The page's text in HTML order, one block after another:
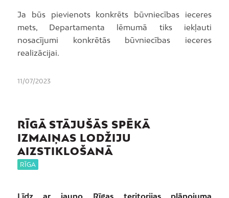
Ja būs pievienots konkrēts būvniecības ieceres
mets, Departamenta lēmumā tiks iekļauti
nosacījumi konkrētās būvniecības ieceres
realizācijai.
11/07/2023
RĪGĀ STĀJUŠĀS SPĒKĀ
IZMAIŅAS LODŽIJU
AIZSTIKLOŠANĀ
RĪGA
Līdz ar jauno Rīgas teritorijas plānojuma